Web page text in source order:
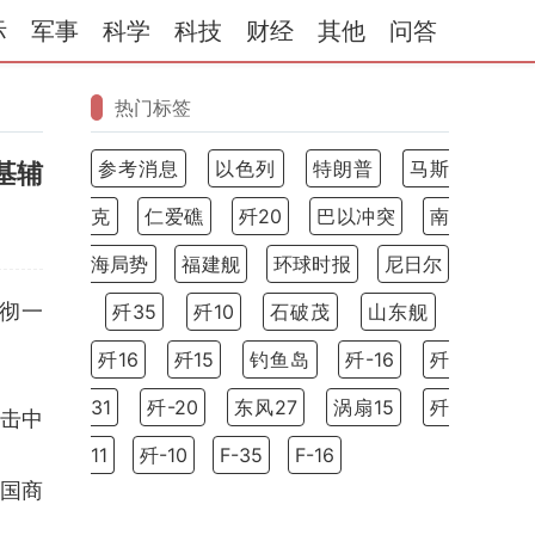
军事 科学 科技 财经 其他 问答
辅
一
中
商
热门标签
参考消息 以色列 特朗普
马斯
克
仁爱礁 歼20 巴以冲突
南
海局势
福建舰 环球时报
尼日尔
歼35
歼10 石破茂
山东舰
歼16
歼15 钓鱼岛 歼-16
歼
31
歼-20 东风27 涡扇15
歼
11
歼-10 F-35 F-16